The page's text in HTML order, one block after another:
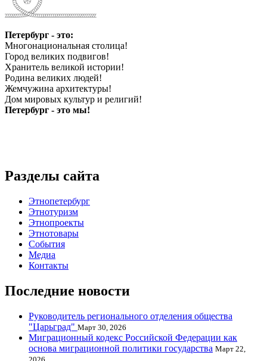
Петербург - это:
Многонациональная столица!
Город великих подвигов!
Хранитель великой истории!
Родина великих людей!
Жемчужина архитектуры!
Дом мировых культур и религий!
Петербург - это мы!
Разделы сайта
Этнопетербург
Этнотуризм
Этнопроекты
Этнотовары
События
Медиа
Контакты
Последние новости
Руководитель регионального отделения общества
"Царьград" Март 30, 2026
Миграционный кодекс Российской Федерации как
основа миграционной политики государства Март 22,